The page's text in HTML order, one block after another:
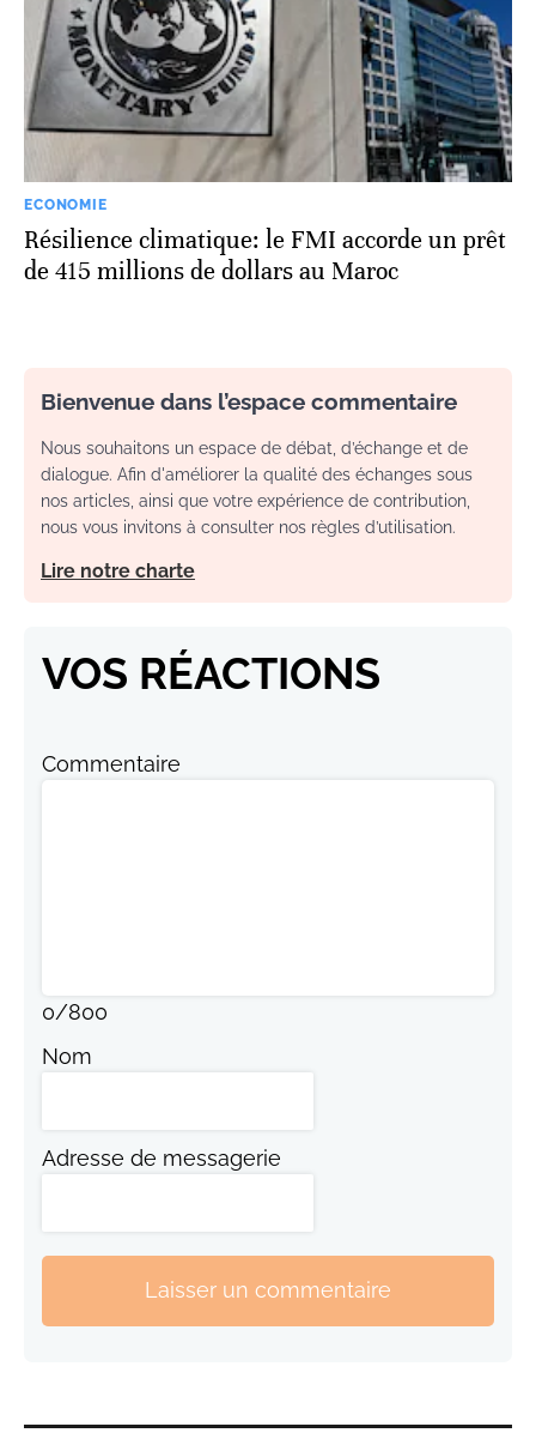
ECONOMIE
Résilience climatique: le FMI accorde un prêt
de 415 millions de dollars au Maroc
Bienvenue dans l’espace commentaire
Nous souhaitons un espace de débat, d’échange et de
dialogue. Afin d'améliorer la qualité des échanges sous
nos articles, ainsi que votre expérience de contribution,
nous vous invitons à consulter nos règles d’utilisation.
Lire notre charte
VOS RÉACTIONS
Commentaire
0/800
Nom
Adresse de messagerie
Laisser un commentaire